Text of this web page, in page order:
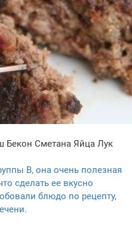
Бекон Сметана Яйца Лук
В, она очень полезная
сделать ее вкусно
блюдо по рецепту,